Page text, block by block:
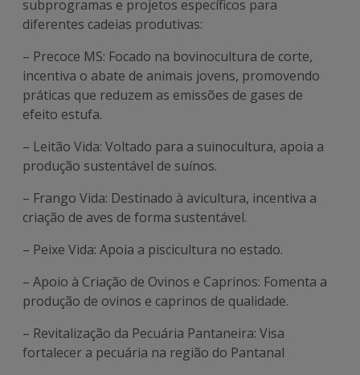
subprogramas e projetos específicos para
diferentes cadeias produtivas:
– Precoce MS: Focado na bovinocultura de corte,
incentiva o abate de animais jovens, promovendo
práticas que reduzem as emissões de gases de
efeito estufa.
– Leitão Vida: Voltado para a suinocultura, apoia a
produção sustentável de suínos.
– Frango Vida: Destinado à avicultura, incentiva a
criação de aves de forma sustentável.
– Peixe Vida: Apoia a piscicultura no estado.
– Apoio à Criação de Ovinos e Caprinos: Fomenta a
produção de ovinos e caprinos de qualidade.
– Revitalização da Pecuária Pantaneira: Visa
fortalecer a pecuária na região do Pantanal